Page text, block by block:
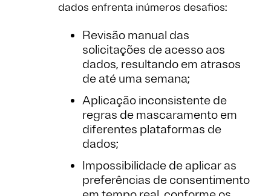
dados enfrenta inúmeros desafios:
Revisão manual das
solicitações de acesso aos
dados, resultando em atrasos
de até uma semana;
Aplicação inconsistente de
regras de mascaramento em
diferentes plataformas de
dados;
Impossibilidade de aplicar as
preferências de consentimento